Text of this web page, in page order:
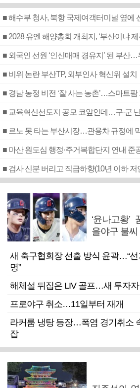
■ 해수부 청사, 북항 국제여객터미널 옆에
■ 2028 유엔 해양총회 개최지, ‘부산이냐 제
■ 외국인 선원 ‘인신매매 경유지’ 된 부산
■ 비위 논란 부산TP, 외부인사 혁신위 설치
■ 경남 농정 비전 ‘잘 사는 농촌’…스마트
■ 교육혁신선도지 공모 코앞인데…구·군 난
■ 르노 못 타는 부산시장…관용차 규정에
■ 마산 원도심 행정·주거복합단지 연내 준
‘윤나고황
을야구 불
새 축구협회장 선출 방식 윤곽…“
명”
해체설 뒤집은 LIV 골프…새 투자자
프로야구 취소…11일부터 재개
라커룸 냉탕 등장…폭염 경기취소
잡